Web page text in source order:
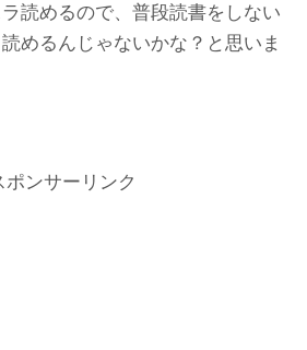
読めるので、普段読書をしない
めるんじゃないかな？と思いま
ポンサーリンク